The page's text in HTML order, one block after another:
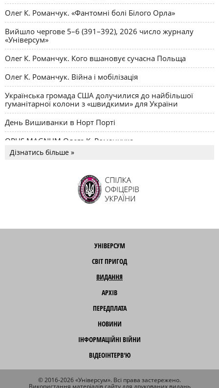
Олег К. Романчук. «Фантомні болі Білого Орла»
Вийшло чергове 5–6 (391–392), 2026 число журналу
«Універсум»
Олег К. Романчук. Кого вшановує сучасна Польща
Олег К. Романчук. Війна і мобілізація
Українська громада США долучилися до найбільшої
гуманітарної колони з «швидкими» для України
День Вишиванки в Норт Порті
OPUS MAGNUM Олега К. Романчука
Дізнатись більше »
УНІВЕРСУМ
СВІТ ПРИГОД
ВИДАННЯ
АРХІВ
ПЕРЕДПЛАТА
НОВИНИ
ІНФОРМАЦІЙНІ ВІЙНИ
ВІДЕОІНТЕРВ'Ю
© 2016-2026 «Універсум». Всі права застережено.